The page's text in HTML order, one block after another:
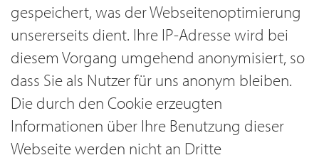
gespeichert, was der Webseitenoptimierung
unsererseits dient. Ihre IP-Adresse wird bei
diesem Vorgang umge­hend anony­mi­siert, so
dass Sie als Nutzer für uns anonym bleiben.
Die durch den Cookie erzeugten
Informationen über Ihre Benutzung dieser
Webseite werden nicht an Dritte